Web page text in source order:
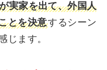
実家を出て、外国人
とを決意するシーン
じます。